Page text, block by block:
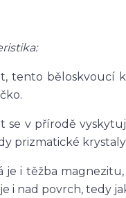
tento běloskvoucí
se v přírodě
prizmatické
je i těžba
i nad povrch, tedy